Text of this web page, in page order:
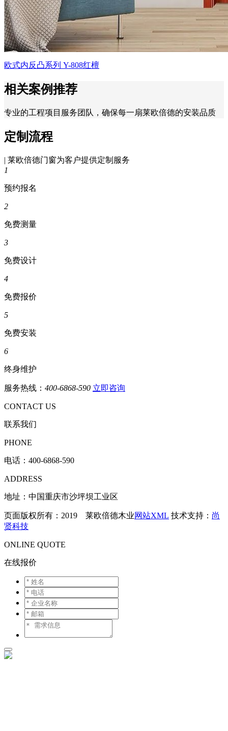
欧式内反凸系列 Y-808红檀
相关案例推荐
专业的工程项目服务团队，确保每一扇莱欧倍德的安装品质
定制流程
| 莱欧倍德门窗为客户提供定制服务
1
预约报名
2
免费测量
3
免费设计
4
免费报价
5
免费安装
6
终身维护
服务热线： 400-6868-590 立即咨询
CONTACT US
联系我们
PHONE
电话： 400-6868-590
ADDRESS
地址：中国重庆市沙坪坝工业区
页面版权所有：2019 莱欧倍德木业网站XML 技术支持： 尚
贤科技
ONLINE QUOTE
在线报价